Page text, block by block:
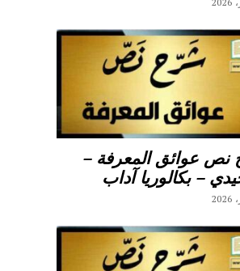
عوائق المعرفة –
– بكالوريا آداب